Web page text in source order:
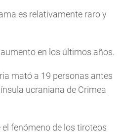
es relativamente raro y
en los últimos años.
mató a 19 personas antes
ucraniana de Crimea
fenómeno de los tiroteos